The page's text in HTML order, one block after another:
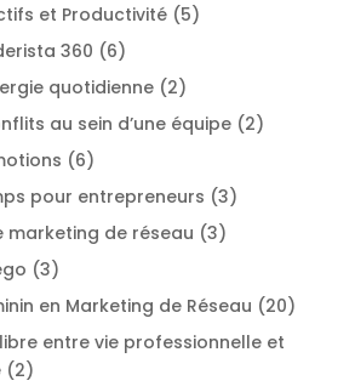
et Productivité(5)
360 (6)
quotidienne(2)
au sein d’une équipe(2)
(6)
pour entrepreneurs (3)
marketing de réseau (3)
(3)
en Marketing de Réseau (20)
entre vie professionnelle et
(2)